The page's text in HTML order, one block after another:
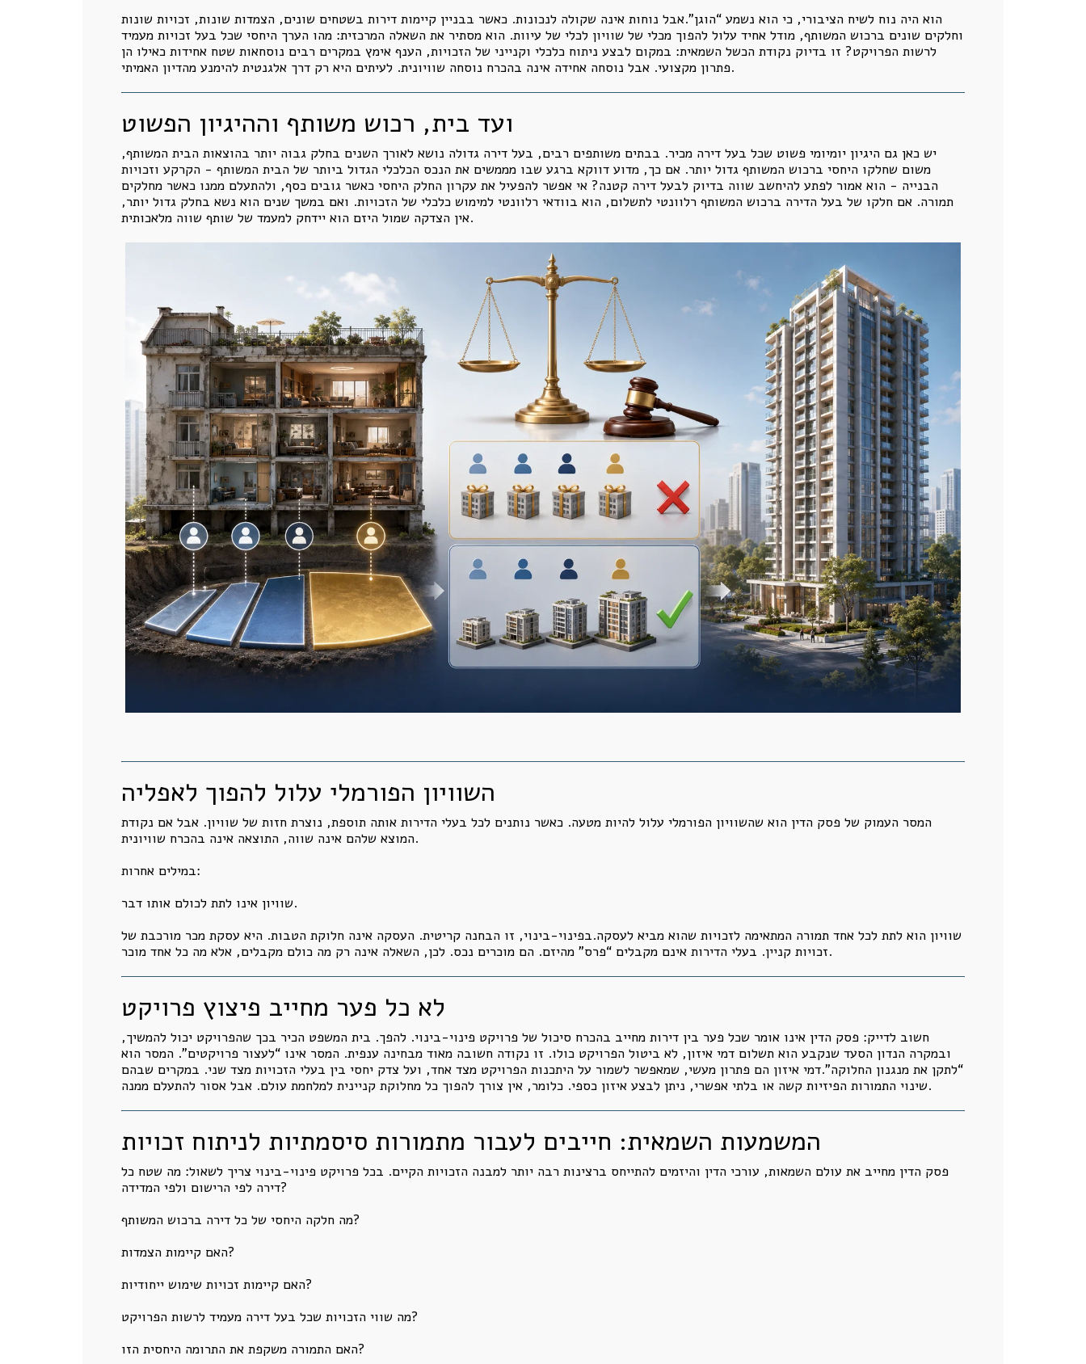
הוא היה נוח לשיח הציבורי, כי הוא נשמע “הוגן”.אבל נוחות אינה שקולה לנכונות. כאשר בבניין קיימות דירות בשטחים שונים, הצמדות שונות, זכויות שונות
וחלקים שונים ברכוש המשותף, מודל אחיד עלול להפוך מכלי של שוויון לכלי של עיוות. הוא מסתיר את השאלה המרכזית: מהו הערך היחסי שכל בעל זכויות מעמיד
לרשות הפרויקט? זו בדיוק נקודת הכשל השמאית: במקום לבצע ניתוח כלכלי וקנייני של הזכויות, הענף אימץ במקרים רבים נוסחאות שטח אחידות כאילו הן
פתרון מקצועי. אבל נוסחה אחידה אינה בהכרח נוסחה שוויונית. לעיתים היא רק דרך אלגנטית להימנע מהדיון האמיתי.
ועד בית, רכוש משותף וההיגיון הפשוט
יש כאן גם היגיון יומיומי פשוט שכל בעל דירה מכיר. בבתים משותפים רבים, בעל דירה גדולה נושא לאורך השנים בחלק גבוה יותר בהוצאות הבית המשותף,
משום שחלקו היחסי ברכוש המשותף גדול יותר. אם כך, מדוע דווקא ברגע שבו מממשים את הנכס הכלכלי הגדול ביותר של הבית המשותף - הקרקע וזכויות
הבנייה - הוא אמור לפתע להיחשב שווה בדיוק לבעל דירה קטנה? אי אפשר להפעיל את עקרון החלק היחסי כאשר גובים כסף, ולהתעלם ממנו כאשר מחלקים
תמורה. אם חלקו של בעל הדירה ברכוש המשותף רלוונטי לתשלום, הוא בוודאי רלוונטי למימוש כלכלי של הזכויות. ואם במשך שנים הוא נשא בחלק גדול יותר,
אין הצדקה שמול היזם הוא יידחק למעמד של שותף שווה מלאכותית.
השוויון הפורמלי עלול להפוך לאפליה
המסר העמוק של פסק הדין הוא שהשוויון הפורמלי עלול להיות מטעה. כאשר נותנים לכל בעלי הדירות אותה תוספת, נוצרת חזות של שוויון. אבל אם נקודת
המוצא שלהם אינה שווה, התוצאה אינה בהכרח שוויונית.
במילים אחרות:
שוויון אינו לתת לכולם אותו דבר.
שוויון הוא לתת לכל אחד תמורה המתאימה לזכויות שהוא מביא לעסקה.בפינוי-בינוי, זו הבחנה קריטית. העסקה אינה חלוקת הטבות. היא עסקת מכר מורכבת של
זכויות קניין. בעלי הדירות אינם מקבלים “פרס” מהיזם. הם מוכרים נכס. לכן, השאלה אינה רק מה כולם מקבלים, אלא מה כל אחד מוכר.
לא כל פער מחייב פיצוץ פרויקט
חשוב לדייק: פסק הדין אינו אומר שכל פער בין דירות מחייב בהכרח סיכול של פרויקט פינוי-בינוי. להפך. בית המשפט הכיר בכך שהפרויקט יכול להמשיך,
ובמקרה הנדון הסעד שנקבע הוא תשלום דמי איזון, לא ביטול הפרויקט כולו. זו נקודה חשובה מאוד מבחינה ענפית. המסר אינו “לעצור פרויקטים”. המסר הוא
“לתקן את מנגנון החלוקה”.דמי איזון הם פתרון מעשי, שמאפשר לשמור על היתכנות הפרויקט מצד אחד, ועל צדק יחסי בין בעלי הזכויות מצד שני. במקרים שבהם
שינוי התמורות הפיזיות קשה או בלתי אפשרי, ניתן לבצע איזון כספי. כלומר, אין צורך להפוך כל מחלוקת קניינית למלחמת עולם. אבל אסור להתעלם ממנה.
המשמעות השמאית: חייבים לעבור מתמורות סיסמתיות לניתוח זכויות
פסק הדין מחייב את עולם השמאות, עורכי הדין והיזמים להתייחס ברצינות רבה יותר למבנה הזכויות הקיים. בכל פרויקט פינוי-בינוי צריך לשאול: מה שטח כל
דירה לפי הרישום ולפי המדידה?
מה חלקה היחסי של כל דירה ברכוש המשותף?
האם קיימות הצמדות?
האם קיימות זכויות שימוש ייחודיות?
מה שווי הזכויות שכל בעל דירה מעמיד לרשות הפרויקט?
האם התמורה משקפת את התרומה היחסית הזו?